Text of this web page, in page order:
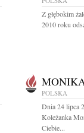
Z głębokim
2010 roku
POLSKA
Dnia 24 lipca
Koleżanka
Ciebie...